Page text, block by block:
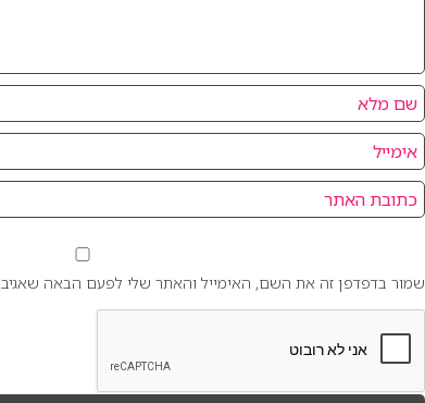
שמור בדפדפן זה את השם, האימייל והאתר שלי לפעם הבאה שאגיב.